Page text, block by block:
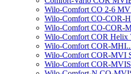
Wilo-Comfort CO 2-6
Wilo-Comfort CO-COR-
Wilo-Comfort CO-COR-
Wilo-Comfort COR Helix
Wilo-Comfort COR-
Wilo-Comfort COR-MVI
Wilo-Comfort COR-